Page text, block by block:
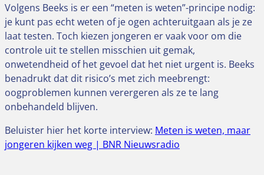
Volgens Beeks is er een “meten is weten”-principe nodig:
je kunt pas echt weten of je ogen achteruitgaan als je ze
laat testen. Toch kiezen jongeren er vaak voor om die
controle uit te stellen misschien uit gemak,
onwetendheid of het gevoel dat het niet urgent is. Beeks
benadrukt dat dit risico’s met zich meebrengt:
oogproblemen kunnen verergeren als ze te lang
onbehandeld blijven.
Beluister hier het korte interview: Meten is weten, maar
jongeren kijken weg | BNR Nieuwsradio